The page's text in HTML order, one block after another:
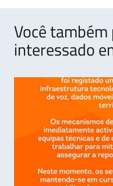
Você
interessado